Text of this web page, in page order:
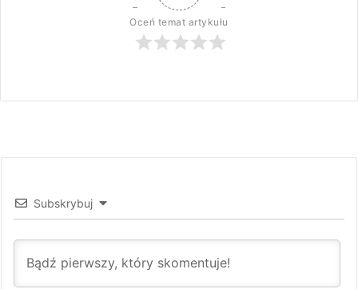
Oceń temat artykułu
Subskrybuj